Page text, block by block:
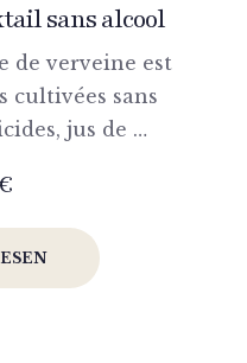
sans alcool
de verveine est
cultivées sans
jus de …